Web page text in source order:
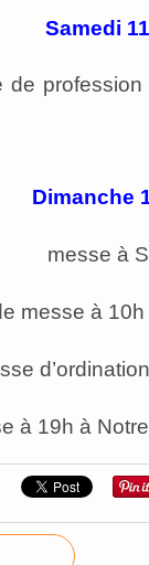
Samedi
Dimanche
à
messe à
à 19h à